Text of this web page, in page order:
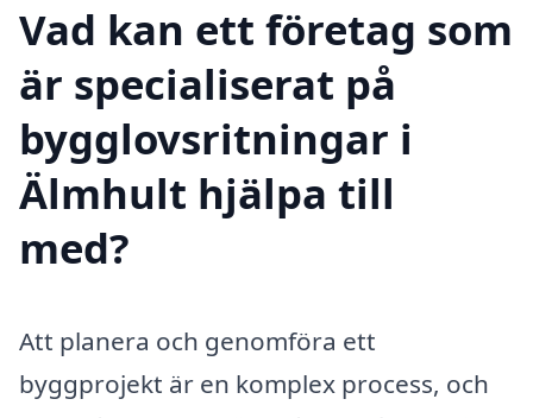
Vad kan ett företag som
är specialiserat på
bygglovsritningar i
Älmhult hjälpa till
med?
Att planera och genomföra ett
byggprojekt är en komplex process, och